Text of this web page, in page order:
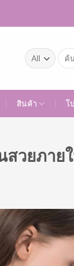
ค้นหา:
สินค้า โ
วยภายใ